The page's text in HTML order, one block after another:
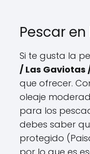
Pescar
Si te gusta la
/ Las Gaviotas
que ofrecer.
oleaje
para los
debes saber
protegido